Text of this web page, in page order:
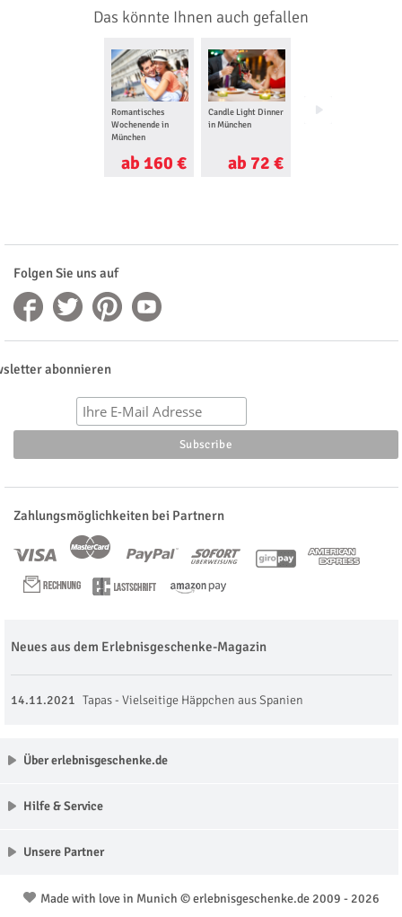
Das könnte Ihnen auch gefallen
Romantisches
Wochenende in
München
ab 160 €
Candle Light Dinner
in München
ab 72 €
Foto Tour in
Folgen Sie uns auf
abonnieren
Zahlungsmöglichkeiten bei Partnern
Neues aus dem Erlebnisgeschenke-Magazin
14.11.2021 Tapas - Vielseitige Häppchen aus Spanien
Über erlebnisgeschenke.de
Hilfe & Service
Unsere Partner
Made with love in Munich © erlebnisgeschenke.de 2009 - 2026